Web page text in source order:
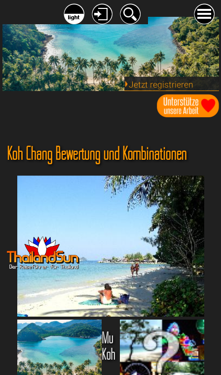
Jetzt registrieren
Koh Chang Bewertung und Kombinationen
Mu
Koh